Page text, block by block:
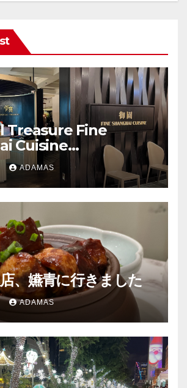
Treasure Fine
Cuisine
S.C)に行きまし
ADAMAS
、嬿青に行きました
ADAMAS